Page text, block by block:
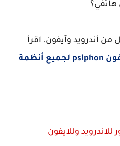
هاتفي؟
من أندرويد وآيفون. اقرأ
تحميل برنامج سايفون psiphon لجميع أنظمة
وللايفون